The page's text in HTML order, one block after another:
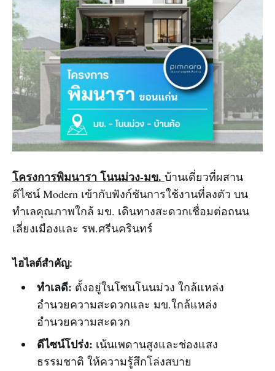
โครงการพิมนารา โนนม่วง-มข. บ้านเดี่ยวที่ผสาน
ดีไซน์ Modern เข้ากับฟังก์ชันการใช้งานที่ลงตัว บน
ทำเลคุณภาพใกล้ มข. เดินทางสะดวกเชื่อมต่อถนน
เลี่ยงเมืองและ รพ.ศรีนครินทร์
ไฮไลต์สำคัญ:
ทำเลดี: ตั้งอยู่ในโซนโนนม่วง ใกล้แหล่ง
อำนวยความสะดวกและ มข.ใกล้แหล่ง
อำนวยความสะดวก
ดีไซน์โปร่ง: เน้นเพดานสูงและช่องแสง
ธรรมชาติ ให้ความรู้สึกโล่งสบาย